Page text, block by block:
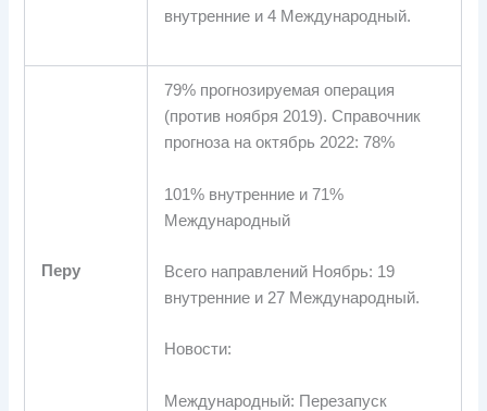
внутренние и 4 Международный.
Перу
79% прогнозируемая операция
(против ноября 2019). Справочник
прогноза на октябрь 2022: 78%
101% внутренние и 71%
Международный
Всего направлений Ноябрь: 19
внутренние и 27 Международный.
Новости:
Международный: Перезапуск